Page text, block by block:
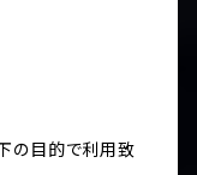
の目的で利用致